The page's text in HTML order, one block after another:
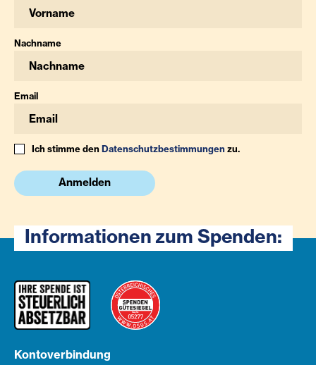
Nachname
Email
Ich stimme denDatenschutzbestimmungenzu.
Anmelden
Informationen zum Spenden:
Kontoverbindung